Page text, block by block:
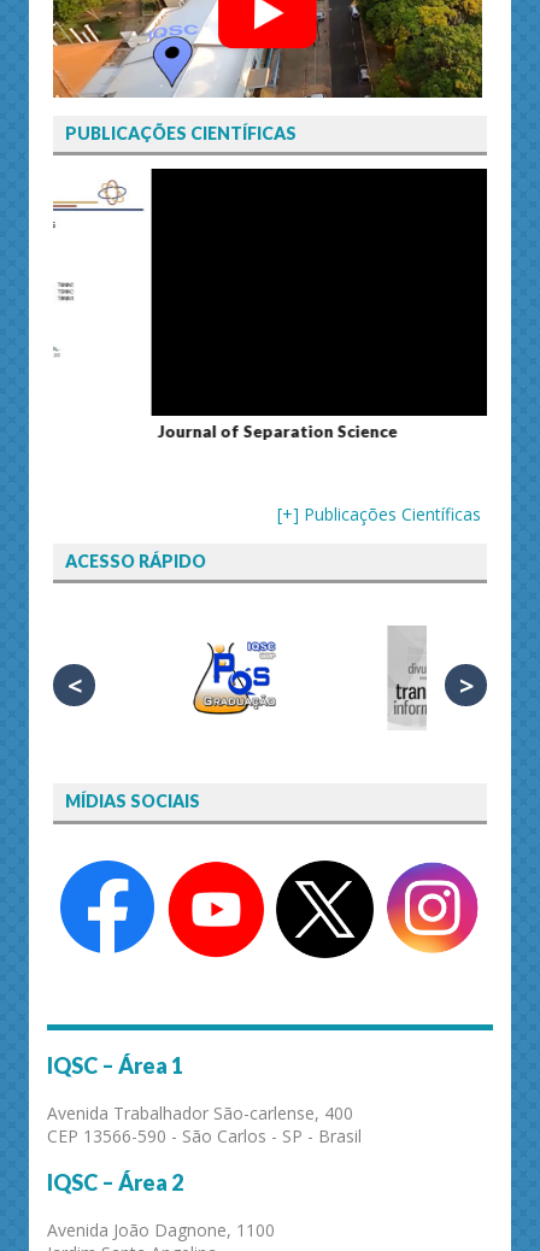
PUBLICAÇÕES CIENTÍFICAS
Journal of Separation Science
[+] Publicações Científicas
ACESSO RÁPIDO
< >
MÍDIAS SOCIAIS
IQSC – Área 1
Avenida Trabalhador São-carlense, 400
CEP 13566-590 - São Carlos - SP - Brasil
IQSC – Área 2
Avenida João Dagnone, 1100